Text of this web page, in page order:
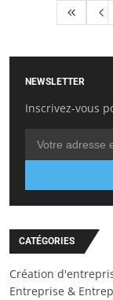
NEWSLETTER
Inscrivez-vous
CATÉGORIES
Création
Entreprise &